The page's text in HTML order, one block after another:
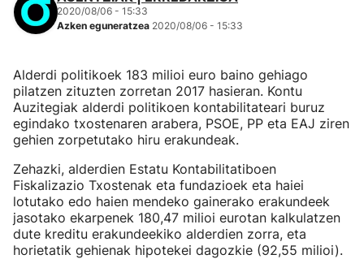
2020/08/06 - 15:33
Azken eguneratzea 2020/08/06 - 15:33
Alderdi politikoek 183 milioi euro baino gehiago
pilatzen zituzten zorretan 2017 hasieran. Kontu
Auzitegiak alderdi politikoen kontabilitateari buruz
egindako txostenaren arabera, PSOE, PP eta EAJ ziren
gehien zorpetutako hiru erakundeak.
Zehazki, alderdien Estatu Kontabilitatiboen
Fiskalizazio Txostenak eta fundazioek eta haiei
lotutako edo haien mendeko gainerako erakundeek
jasotako ekarpenek 180,47 milioi eurotan kalkulatzen
dute kreditu erakundeekiko alderdien zorra, eta
horietatik gehienak hipotekei dagozkie (92,55 milioi).